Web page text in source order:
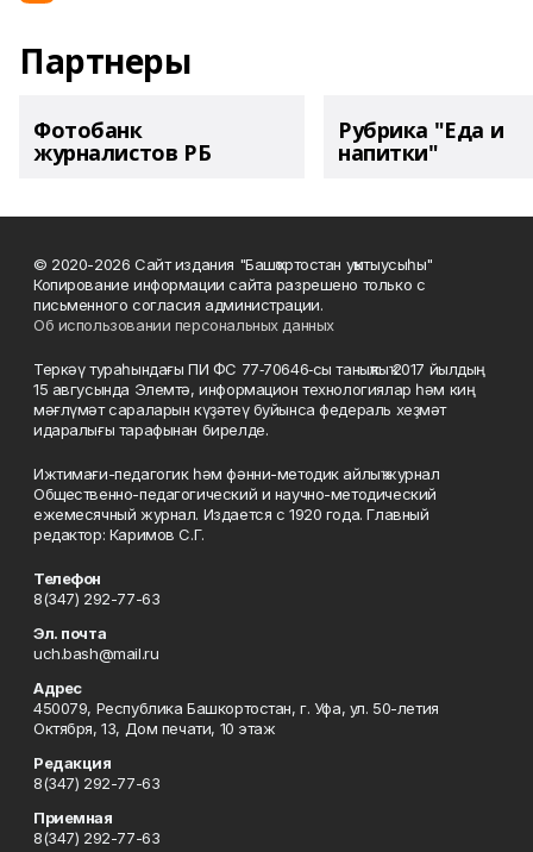
Партнеры
Фотобанк
журналистов РБ
Рубрика "Еда и
напитки"
© 2020-2026 Сайт издания "Башҡортостан уҡытыусыһы"
Копирование информации сайта разрешено только с
письменного согласия администрации.
Об использовании персональных данных
Теркәү тураһындағы ПИ ФС 77‑70646‑сы таныҡлыҡ 2017 йылдың
15 авгусында Элемтә, информацион технологиялар һәм киң
мәғлүмәт сараларын күҙәтеү буйынса федераль хеҙмәт
идаралығы тарафынан бирелде.
Ижтимағи-педагогик һәм фәнни-методик айлыҡ журнал
Общественно-педагогический и научно-методический
ежемесячный журнал. Издается с 1920 года. Главный
редактор: Каримов С.Г.
Телефон
8(347) 292-77-63
Эл. почта
uch.bash@mail.ru
Адрес
450079, Республика Башкортостан, г. Уфа, ул. 50-летия
Октября, 13, Дом печати, 10 этаж
Редакция
8(347) 292-77-63
Приемная
8(347) 292-77-63